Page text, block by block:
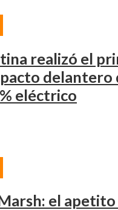
realizó el
delantero
eléctrico
el apetito